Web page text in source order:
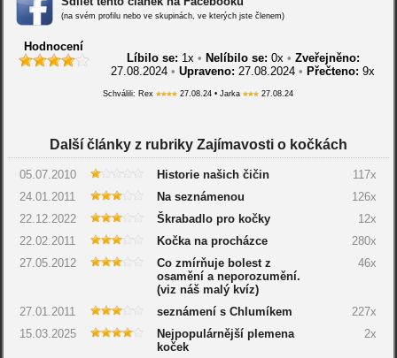
(na svém profilu nebo ve skupinách, ve kterých jste členem)
Hodnocení
Líbilo se: 1x • Nelíbilo se: 0x • Zveřejněno:
27.08.2024• Upraveno: 27.08.2024• Přečteno: 9x
Schválili: Rex 27.08.24 • Jarka 27.08.24
Další články z rubriky Zajímavosti o kočkách
05.07.2010 Historie našich čičin
117x
24.01.2011
Na seznámenou
126x
22.12.2022
Škrabadlo pro kočky
12x
22.02.2011
Kočka na procházce
280x
27.05.2012
Co zmírňuje bolest z
osamění a neporozumění.
(viz náš malý kvíz)
46x
27.01.2011 seznámení s Chlumíkem
227x
15.03.2025
Nejpopulárnější plemena
koček
2x